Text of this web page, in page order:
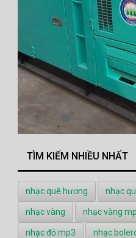
TÌM KIẾM NHIỀU NHẤT
nhạc quê hương nhạc
nhạc vàng nhạc vàng
nhạc đỏ mp3 nhạc